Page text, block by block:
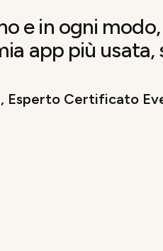
e in ogni
app più
Esperto Certificato